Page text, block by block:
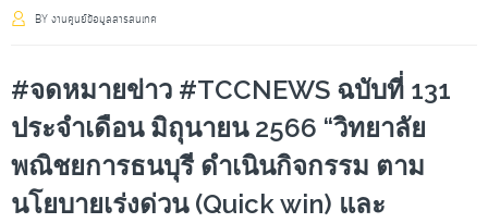
BY งานศูนย์ข้อมูลสารสนเทศ
#จดหมายข่าว #TCCNEWS ฉบับที่ 131
ประจำเดือน มิถุนายน 2566 “วิทยาลัย
พณิชยการธนบุรี ดำเนินกิจกรรม ตาม
นโยบายเร่งด่วน (Quick win) และ